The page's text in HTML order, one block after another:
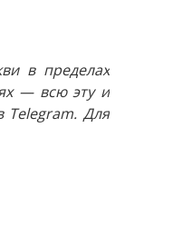
в пределах
— всю эту и
Для